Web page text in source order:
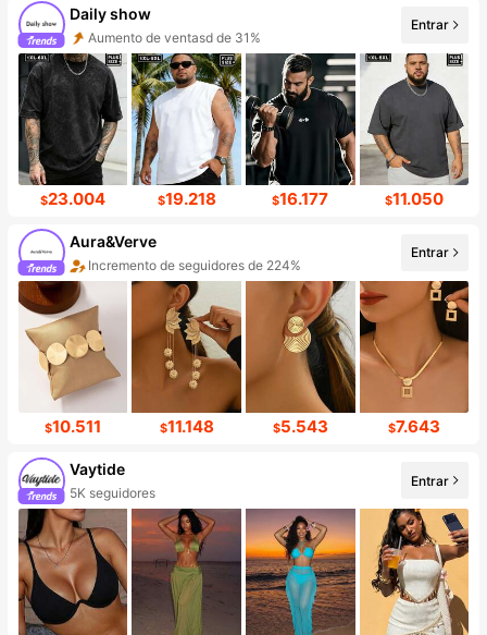
Daily show
Aumento de ventasd de 31%
Entrar
$23.004 $19.218 $16.177 $11.050
Aura&Verve
Incremento de seguidores de 224%
Entrar
$10.511 $11.148 $5.543 $7.643
Vaytide
5K seguidores
Entrar